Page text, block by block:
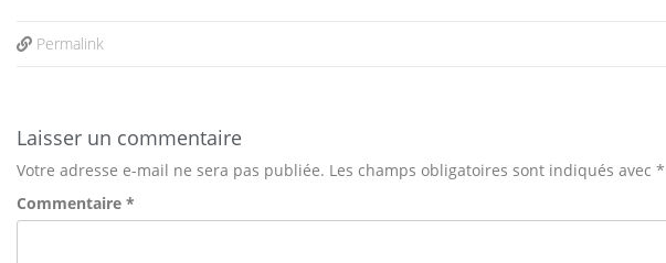
Permalink
Laisser un commentaire
Votre adresse e-mail ne sera pas publiée. Les champs obligatoires sont indiqués avec *
Commentaire *